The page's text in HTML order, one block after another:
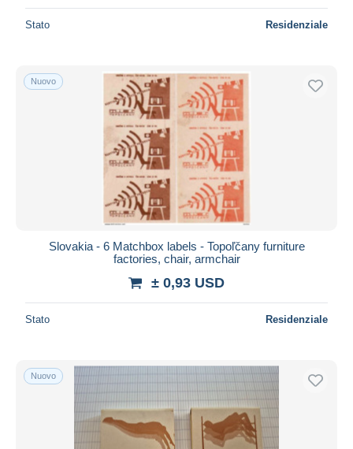
Stato Residenziale
Nuovo
Slovakia - 6 Matchbox labels - Topoľčany furniture
factories, chair, armchair
± 0,93 USD
Stato Residenziale
Nuovo